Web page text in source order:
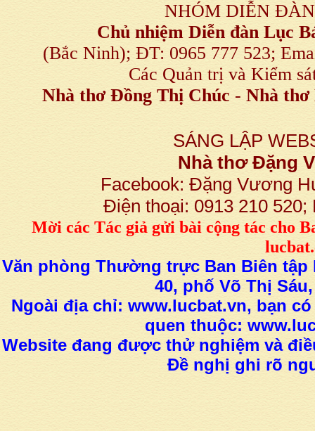
NHÓM DIỄN
Chủ nhiệm Diễn đàn Lục
(Bắc Ninh); ĐT: 0965 777 523;
Các Quản trị và Kiểm
Nhà thơ Đồng Thị Chúc - Nhà thơ
SÁNG LẬP
Nhà thơ Đặng
Facebook: Đặng Vương
Điện thoại: 0913 210
Mời các Tác giả gửi bàicộng tác cho
Văn phòng Thường trực Ban Biên tập
40, phố Võ Thị
Ngoài địa chỉ: www.lucbat.vn, bạn
quen thuộc:
Website đang được thử nghiệm và
Đề nghị ghi rõ